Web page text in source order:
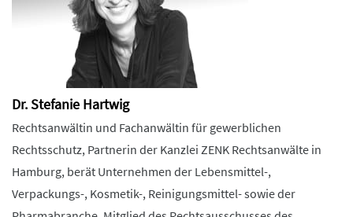
Dr. Stefanie Hartwig
Rechtsanwältin und Fachanwältin für gewerblichen
Rechtsschutz, Partnerin der Kanzlei ZENK Rechtsanwälte in
Hamburg, berät Unternehmen der Lebensmittel-,
Verpackungs-, Kosmetik-, Reinigungsmittel- sowie der